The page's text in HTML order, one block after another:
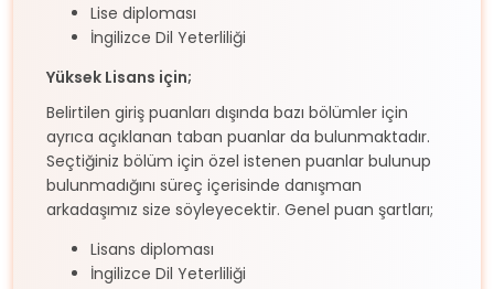
Lise diploması
İngilizce Dil Yeterliliği
Yüksek Lisans için;
Belirtilen giriş puanları dışında bazı bölümler için
ayrıca açıklanan taban puanlar da bulunmaktadır.
Seçtiğiniz bölüm için özel istenen puanlar bulunup
bulunmadığını süreç içerisinde danışman
arkadaşımız size söyleyecektir. Genel puan şartları;
Lisans diploması
İngilizce Dil Yeterliliği